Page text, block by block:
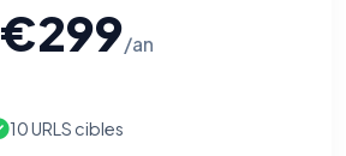
€299/an
10 URLS cibles